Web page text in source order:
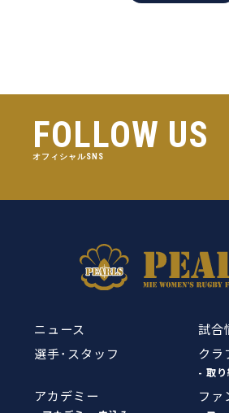
FOLLOW US
オフィシャルSNS
ニュース
試合
選手･スタッフ
クラ
- 取
アカデミー ファ